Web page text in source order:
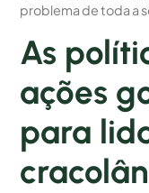
problema de toda a
As
ações
para